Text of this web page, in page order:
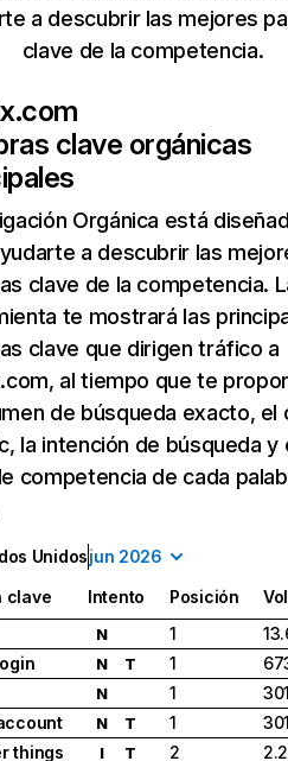
a descubrir las mejores
clave de la competencia.
clave orgánicas
Orgánica está
a descubrir las
clave de la competencia.
te mostrará las
clave que dirigen tráfico a
al tiempo que te
de búsqueda exacto, el
la intención de búsqueda y
competencia de cada
Unidosjun 2026
clave Intento Posición
N 1
N T 1
N 1
N T 1
things
I T 2